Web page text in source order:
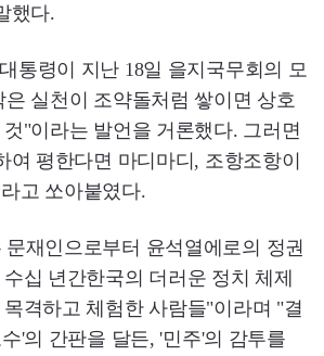
했다.
통령이 지난 18일 을지국무회의 모
실천이 조약돌처럼 쌓이면 상호
"이라는 발언을 거론했다. 그러면
여 평한다면 마디마디, 조항조항이
고 쏘아붙였다.
재인으로부터 윤석열에로의 정권
십 년간한국의 더러운 정치 체제
격하고 체험한 사람들"이라며 "결
'의 간판을 달든, '민주'의 감투를